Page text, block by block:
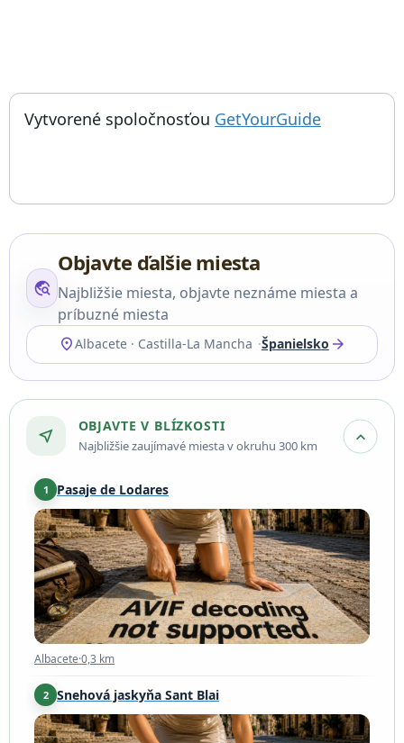
Things to do near Múzeum nožov v Albacete, Museo
Vytvorené spoločnosťou GetYourGuide; otvorí sa
travel_explore
Objavte ďalšie miesta
Najbližšie miesta, objavte neznáme miesta a
príbuzné miesta
location_onAlbacete · Castilla-La Mancha Španielsko arrow_forward
near_me
OBJAVTE V BLÍZKOSTI
Najbližšie zaujímavé miesta v okruhu 300 km expand_more
1 Pasaje de Lodares
Albacete·0,3 km
Albacete·0,3 km
2 Snehová jaskyňa Sant Blai
Bocairent·111 km